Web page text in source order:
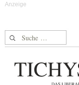
Suche nach: